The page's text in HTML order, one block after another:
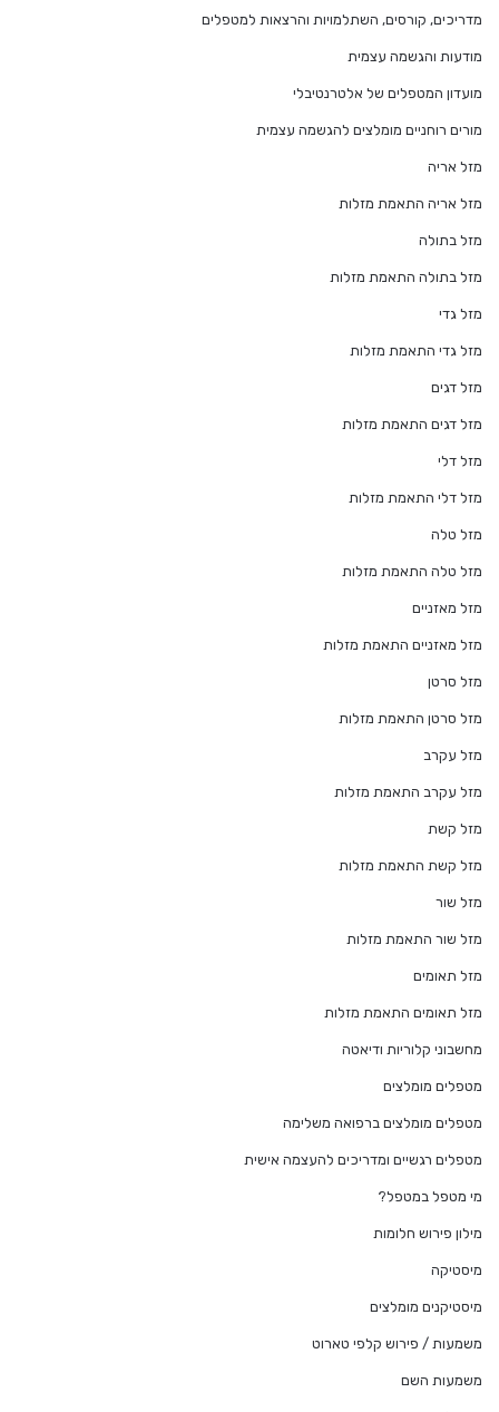
מדריכים, קורסים, השתלמויות והרצאות למטפלים
מודעות והגשמה עצמית
מועדון המטפלים של אלטרנטיבלי
מורים רוחניים מומלצים להגשמה עצמית
מזל אריה
מזל אריה התאמת מזלות
מזל בתולה
מזל בתולה התאמת מזלות
מזל גדי
מזל גדי התאמת מזלות
מזל דגים
מזל דגים התאמת מזלות
מזל דלי
מזל דלי התאמת מזלות
מזל טלה
מזל טלה התאמת מזלות
מזל מאזניים
מזל מאזניים התאמת מזלות
מזל סרטן
מזל סרטן התאמת מזלות
מזל עקרב
מזל עקרב התאמת מזלות
מזל קשת
מזל קשת התאמת מזלות
מזל שור
מזל שור התאמת מזלות
מזל תאומים
מזל תאומים התאמת מזלות
מחשבוני קלוריות ודיאטה
מטפלים מומלצים
מטפלים מומלצים ברפואה משלימה
מטפלים רגשיים ומדריכים להעצמה אישית
מי מטפל במטפל?
מילון פירוש חלומות
מיסטיקה
מיסטיקנים מומלצים
משמעות / פירוש קלפי טארוט
משמעות השם